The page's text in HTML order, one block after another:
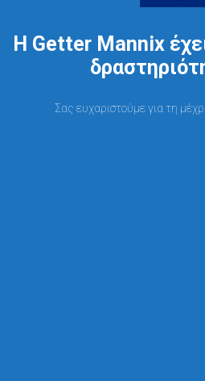
Η Getter Mannix
Σας ευχαριστούμε για τη